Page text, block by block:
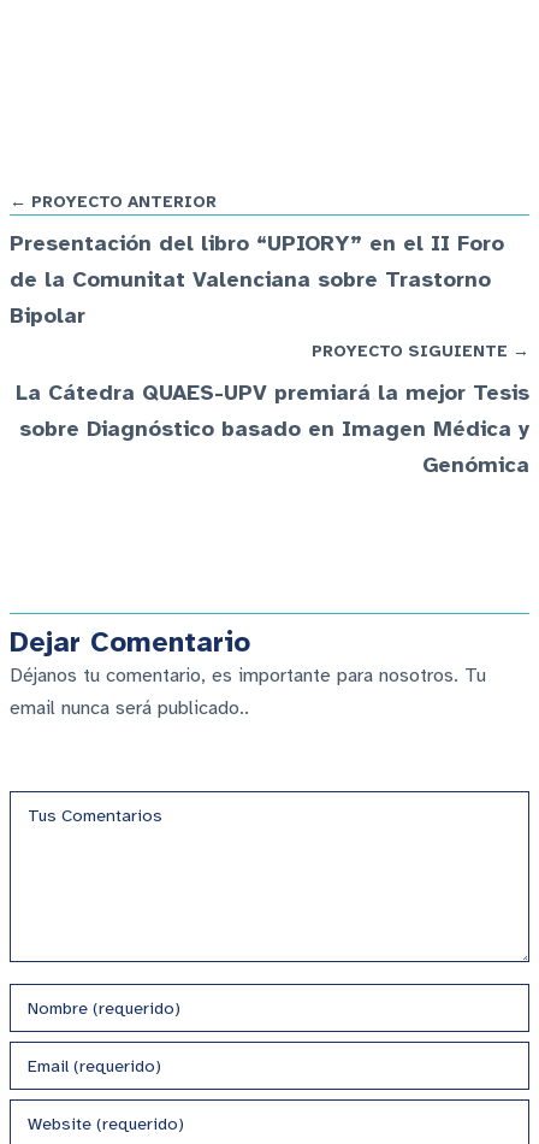
← PROYECTO ANTERIOR
Presentación del libro “UPIORY” en el II Foro
de la Comunitat Valenciana sobre Trastorno
Bipolar
PROYECTO SIGUIENTE →
La Cátedra QUAES-UPV premiará la mejor Tesis
sobre Diagnóstico basado en Imagen Médica y
Genómica
Dejar Comentario
Déjanos tu comentario, es importante para nosotros. Tu
email nunca será publicado..